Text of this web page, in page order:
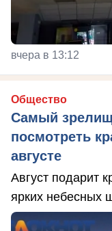
вчера в 13:12
Общество
Самый
посмотреть
августе
Август подарит
ярких небесных